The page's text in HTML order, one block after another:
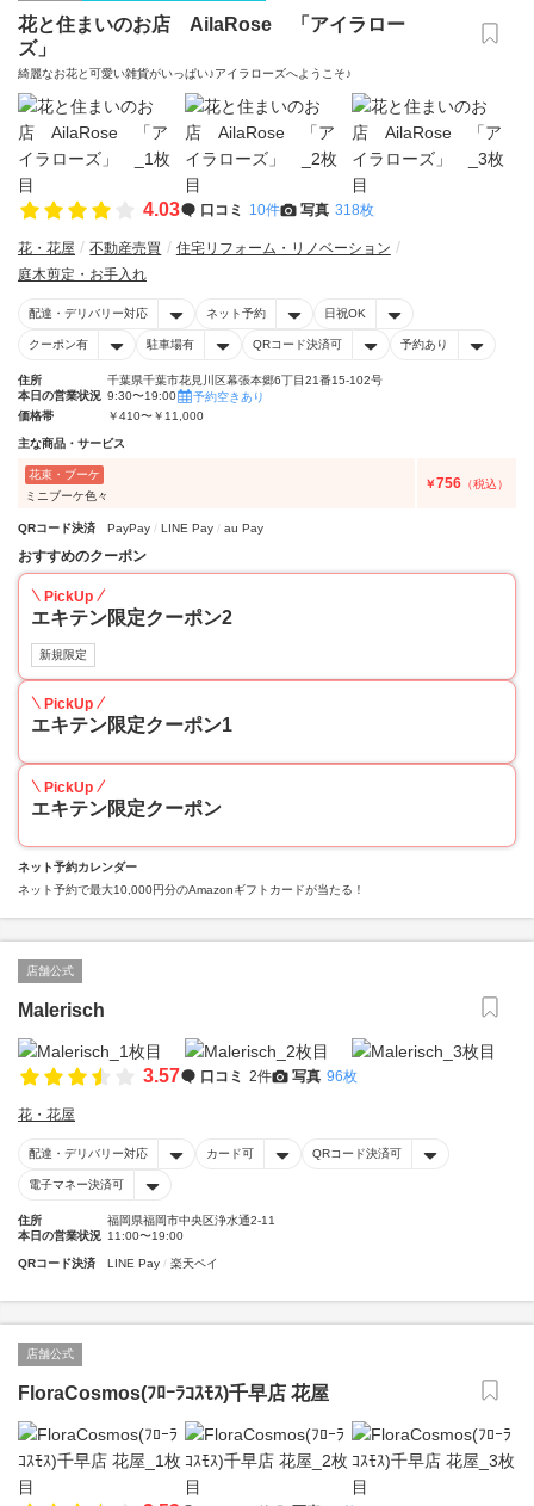
花と住まいのお店 AilaRose 「アイラロー
ズ」
綺麗なお花と可愛い雑貨がいっぱい♪アイラローズへようこそ♪
4.03 口コミ 10件 写真 318枚
花・花屋 不動産売買
住宅リフォーム・リノベーション
庭木剪定・お手入れ
配達・デリバリー対応 ネット予約 日祝OK
クーポン有 駐車場有 QRコード決済可 予約あり
住所
千葉県千葉市花見川区幕張本郷6丁目21番15-102号
本日の営業状況 9:30〜19:00
予約空きあり
価格帯
￥410〜￥11,000
主な商品・サービス
花束・ブーケ
ミニブーケ色々
￥756 （税込）
QRコード決済 PayPay LINE Pay au Pay
おすすめのクーポン
PickUp
エキテン限定クーポン2
新規限定
PickUp
エキテン限定クーポン1
PickUp
エキテン限定クーポン
ネット予約カレンダー
ネット予約で最大10,000円分のAmazonギフトカードが当たる！
店舗公式
Malerisch
3.57 口コミ 2件 写真 96枚
花・花屋
配達・デリバリー対応 カード可 QRコード決済可
電子マネー決済可
住所
福岡県福岡市中央区浄水通2-11
本日の営業状況 11:00〜19:00
QRコード決済 LINE Pay 楽天ペイ
店舗公式
FloraCosmos(ﾌﾛｰﾗｺｽﾓｽ)千早店 花屋